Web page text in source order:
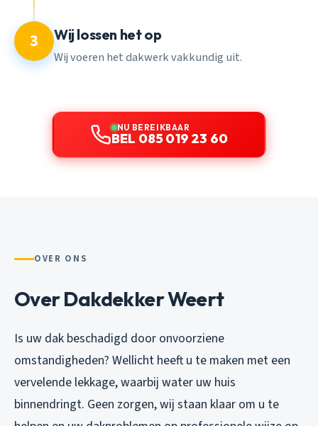
3 Wij lossen het op
Wij voeren het dakwerk vakkundig uit.
NU BEREIKBAAR
BEL 085 019 23 60
OVER ONS
Over Dakdekker Weert
Is uw dak beschadigd door onvoorziene
omstandigheden? Wellicht heeft u te maken met een
vervelende lekkage, waarbij water uw huis
binnendringt. Geen zorgen, wij staan klaar om u te